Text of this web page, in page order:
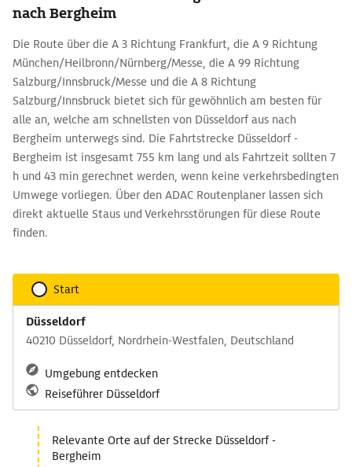
nach Bergheim
Die Route über die A 3 Richtung Frankfurt, die A 9 Richtung
München/Heilbronn/Nürnberg/Messe, die A 99 Richtung
Salzburg/Innsbruck/Messe und die A 8 Richtung
Salzburg/Innsbruck bietet sich für gewöhnlich am besten für
alle an, welche am schnellsten von Düsseldorf aus nach
Bergheim unterwegs sind. Die Fahrtstrecke Düsseldorf -
Bergheim ist insgesamt 755 km lang und als Fahrtzeit sollten 7
h und 43 min gerechnet werden, wenn keine verkehrsbedingten
Umwege vorliegen. Über den ADAC Routenplaner lassen sich
direkt aktuelle Staus und Verkehrsstörungen für diese Route
finden.
Start
Düsseldorf
40210 Düsseldorf, Nordrhein-Westfalen, Deutschland
Umgebung entdecken
Reiseführer Düsseldorf
Relevante Orte auf der Strecke Düsseldorf -
Bergheim